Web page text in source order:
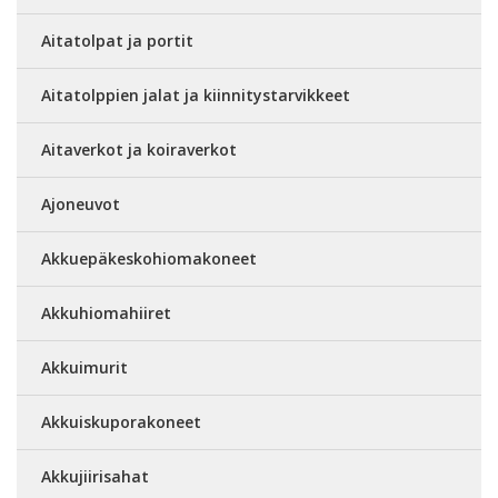
Aitatolpat ja portit
Aitatolppien jalat ja kiinnitystarvikkeet
Aitaverkot ja koiraverkot
Ajoneuvot
Akkuepäkeskohiomakoneet
Akkuhiomahiiret
Akkuimurit
Akkuiskuporakoneet
Akkujiirisahat